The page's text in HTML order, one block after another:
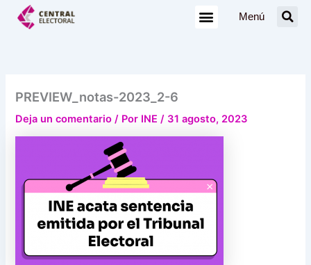
Menú
PREVIEW_notas-2023_2-6
Deja un comentario / Por INE/ 31 agosto, 2023